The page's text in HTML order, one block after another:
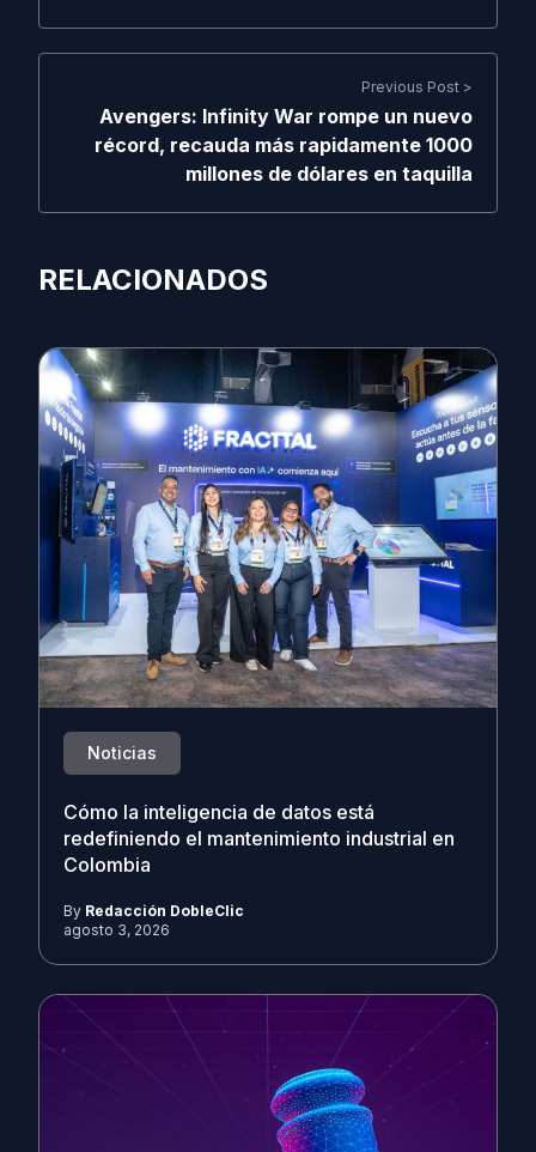
Previous Post >
Avengers: Infinity War rompe un nuevo
récord, recauda más rapidamente 1000
millones de dólares en taquilla
RELACIONADOS
Noticias
Cómo la inteligencia de datos está
redefiniendo el mantenimiento industrial en
Colombia
By Redacción DobleClic
agosto 3, 2026